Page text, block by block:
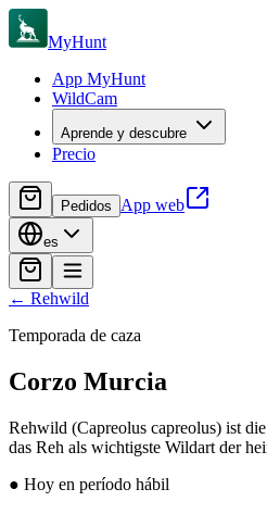
MyHunt
App MyHunt
WildCam
Aprende y descubre
Precio
Pedidos App web
es
← Rehwild
Temporada de caza
Corzo Murcia
Rehwild (Capreolus capreolus) ist
das Reh als wichtigste Wildart der
● Hoy en período hábil